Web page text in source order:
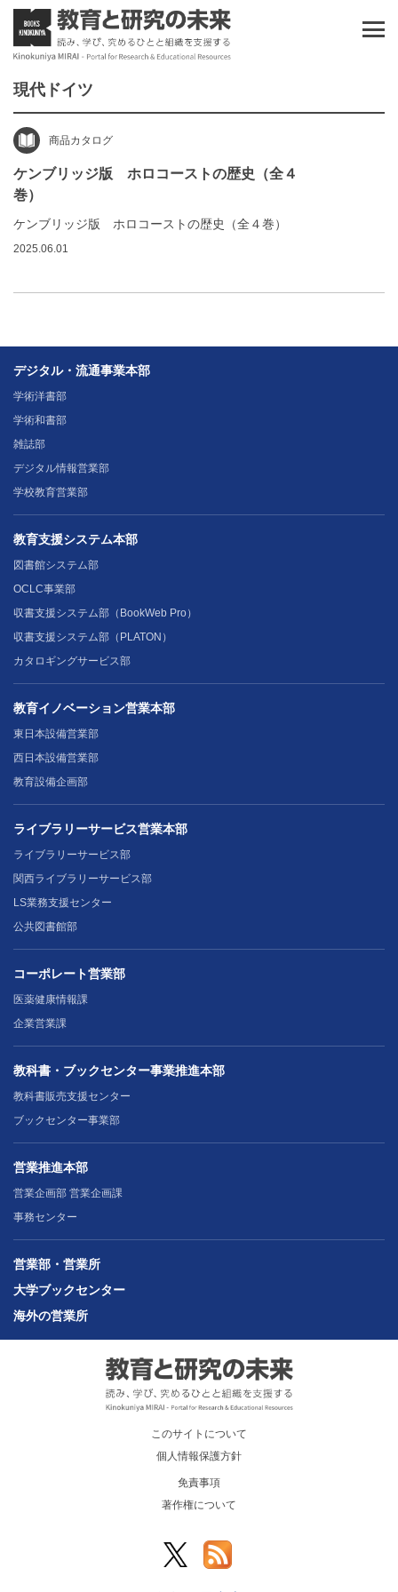
現代ドイツ
商品カタログ
ケンブリッジ版 ホロコーストの歴史（全４
巻）
ケンブリッジ版 ホロコーストの歴史（全４巻）
2025.06.01
デジタル・流通事業本部
学術洋書部
学術和書部
雑誌部
デジタル情報営業部
学校教育営業部
教育支援システム本部
図書館システム部
OCLC事業部
収書支援システム部（BookWeb Pro）
収書支援システム部（PLATON）
カタロギングサービス部
教育イノベーション営業本部
東日本設備営業部
西日本設備営業部
教育設備企画部
ライブラリーサービス営業本部
ライブラリーサービス部
関西ライブラリーサービス部
LS業務支援センター
公共図書館部
コーポレート営業部
医薬健康情報課
企業営業課
教科書・ブックセンター事業推進本部
教科書販売支援センター
ブックセンター事業部
営業推進本部
営業企画部 営業企画課
事務センター
営業部・営業所
大学ブックセンター
海外の営業所
このサイトについて
個人情報保護方針
免責事項
著作権について